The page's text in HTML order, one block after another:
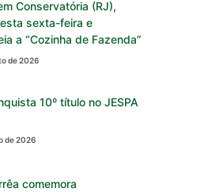
Conservatória (RJ),
sexta-feira e
a “Cozinha de Fazenda”
de 2026
10º título no JESPA
de 2026
comemora